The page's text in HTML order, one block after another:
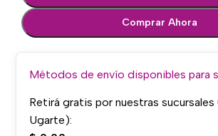
Comprar Ahora
Métodos de envío disponibles para
Retirá gratis por nuestras sucursales
Ugarte):